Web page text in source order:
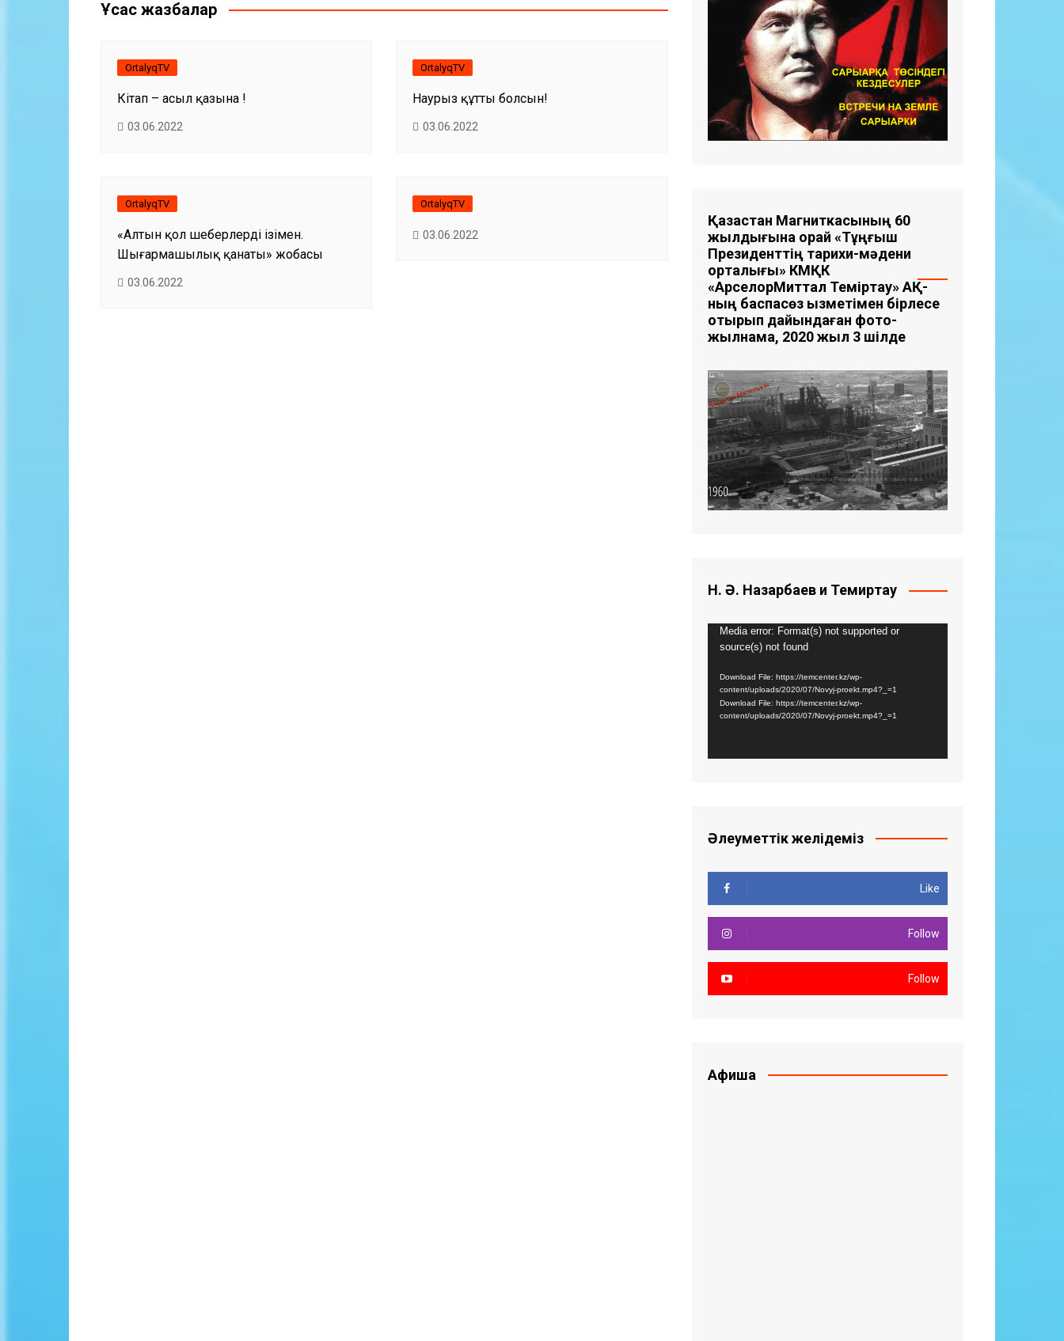
Ұқсас жазбалар
OrtalyqTV
Кітап – асыл қазына !
03.06.2022
OrtalyqTV
Наурыз құтты болсын!
03.06.2022
OrtalyqTV
«Алтын қол шеберлердің ізімен.
Шығармашылық қанаты» жобасы
03.06.2022
OrtalyqTV
03.06.2022
Қазақстан Магниткасының 60
жылдығына орай «Тұңғыш
Президенттің тарихи-мәдени
орталығы» КМҚК
«АрселорМиттал Теміртау» АҚ-
ның баспасөз қызметімен бірлесе
отырып дайындаған фото-
жылнама, 2020 жыл 3 шілде
Н. Ә. Назарбаев и Темиртау
Видео
плейер
Media error: Format(s) not supported or
source(s) not found
Download File: https://temcenter.kz/wp-
content/uploads/2020/07/Novyj-proekt.mp4?_=1
Download File: https://temcenter.kz/wp-
content/uploads/2020/07/Novyj-proekt.mp4?_=1
Әлеуметтік желідеміз
Like
Follow
Follow
Афиша